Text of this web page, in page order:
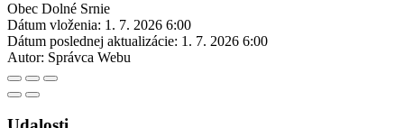
Obec Dolné Srnie
Dátum vloženia: 1. 7. 2026 6:00
Dátum poslednej aktualizácie: 1. 7. 2026 6:00
Autor: Správca Webu